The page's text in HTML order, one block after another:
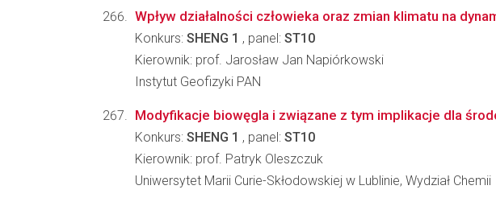
Wpływ działalności człowieka oraz zmian klimatu na
Konkurs: SHENG 1 , panel: ST10
Kierownik: prof. Jarosław Jan Napiórkowski
Instytut Geofizyki PAN
Modyfikacje biowęgla i związane z tym implikacje dla
Konkurs: SHENG 1 , panel: ST10
Kierownik: prof. Patryk Oleszczuk
Uniwersytet Marii Curie-Skłodowskiej w Lublinie, Wydział Chemii